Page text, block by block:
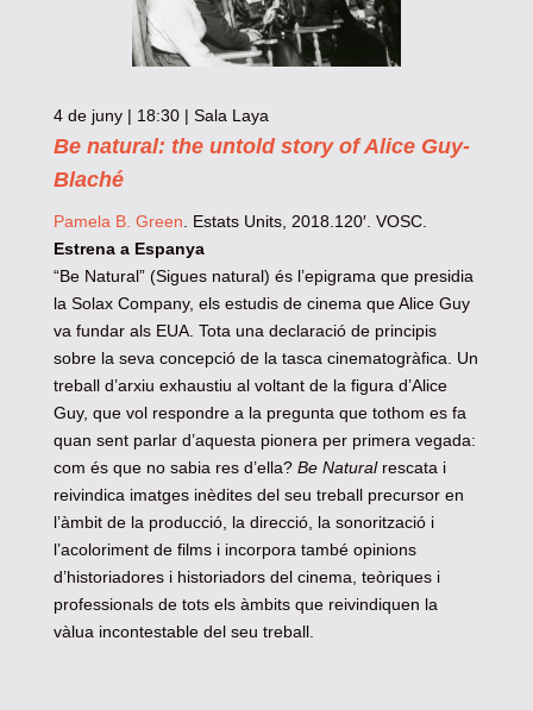
4 de juny | 18:30 | Sala Laya
Be natural: the untold story of Alice Guy-
Blaché
Pamela B. Green . Estats Units, 2018.120′. VOSC.
Estrena a Espanya
“Be Natural” (Sigues natural) és l’epigrama que presidia
la Solax Company, els estudis de cinema que Alice Guy
va fundar als EUA. Tota una declaració de principis
sobre la seva concepció de la tasca cinematogràfica. Un
treball d’arxiu exhaustiu al voltant de la figura d’Alice
Guy, que vol respondre a la pregunta que tothom es fa
quan sent parlar d’aquesta pionera per primera vegada:
com és que no sabia res d’ella? Be Natural rescata i
reivindica imatges inèdites del seu treball precursor en
l’àmbit de la producció, la direcció, la sonorització i
l’acoloriment de films i incorpora també opinions
d’historiadores i historiadors del cinema, teòriques i
professionals de tots els àmbits que reivindiquen la
vàlua incontestable del seu treball.